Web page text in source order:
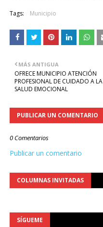
Tags: Municipio
MÁS ANTIGUA
OFRECE MUNICIPIO ATENCIÓN
PROFESIONAL DE CUIDADO A LA
SALUD EMOCIONAL
PUBLICAR UN COMENTARIO
0 Comentarios
Publicar un comentario
COLUMNAS INVITADAS
SÍGUEME